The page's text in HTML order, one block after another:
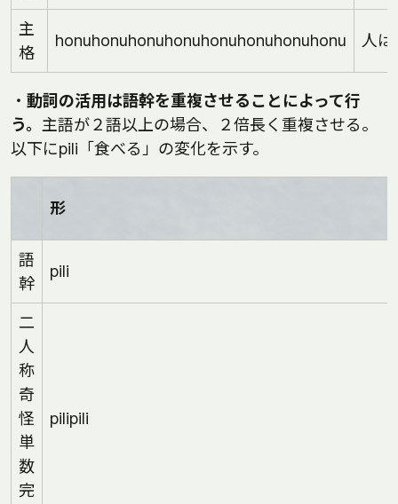
主
格
honuhonuhonuhonuhonuhonuhonuhonu 人は
・ 動詞の活用は語幹を重複させることによって行
う。 主語が２語以上の場合、２倍長く重複させる。
以下にpili「食べる」の変化を示す。
形
語
幹
pili
二
人
称
奇
怪
単
数
完
pilipili